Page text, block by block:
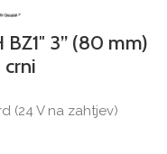
3” (80 mm)
(24 V na zahtjev)